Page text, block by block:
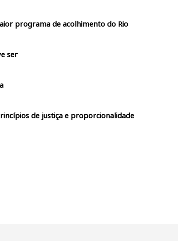
programa de acolhimento do Rio
ser
de justiça e proporcionalidade